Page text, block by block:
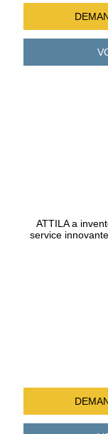
ATTILA a
service